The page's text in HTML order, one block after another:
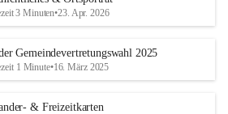
3 Minuten•23. Apr. 2026
Gemeindevertretungswahl 2025
1 Minute•16. März 2025
& Freizeitkarten